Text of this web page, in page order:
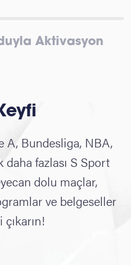
Aktivasyon
A, Bundesliga, NBA,
daha fazlası S Sport
dolu maçlar,
ve belgeseller